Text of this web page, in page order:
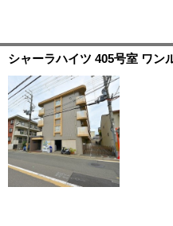
シャーラハイツ 405号室 ワン